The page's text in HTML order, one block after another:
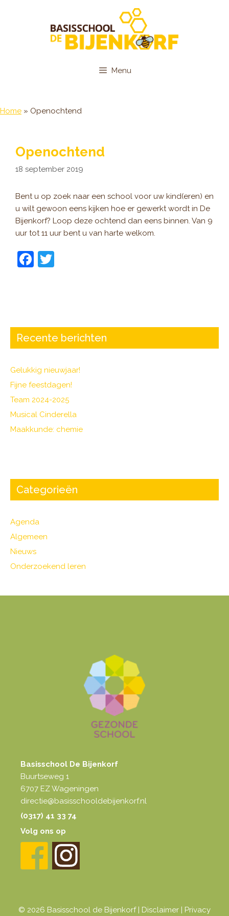
Menu
Home » Openochtend
Openochtend
18 september 2019
Bent u op zoek naar een school voor uw kind(eren) en
u wilt gewoon eens kijken hoe er gewerkt wordt in De
Bijenkorf? Loop deze ochtend dan eens binnen. Van 9
uur tot 11 uur bent u van harte welkom.
F
b
o
k
Recente berichten
Gelukkig nieuwjaar!
Fijne feestdagen!
Team 2024-2025
Musical Cinderella
Maakkunde: chemie
Categorieën
Agenda
Algemeen
Nieuws
Onderzoekend leren
Basisschool De Bijenkorf
Buurtseweg 1
6707 EZ Wageningen
directie@basisschooldebijenkorf.nl
(0317) 41 33 74
Volg ons op
© 2026 Basisschool de Bijenkorf | Disclaimer | Privacy